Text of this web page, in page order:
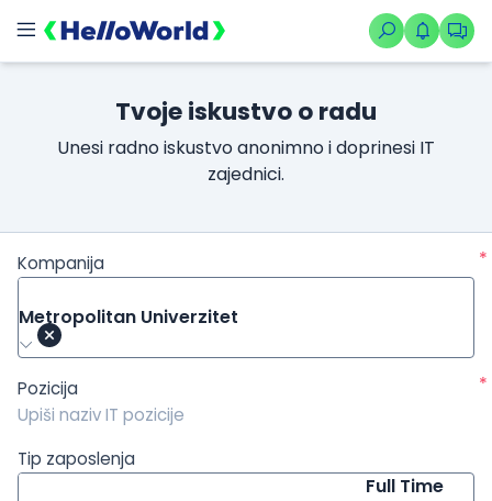
Tvoje iskustvo o radu
Unesi radno iskustvo anonimno i doprinesi IT
zajednici.
Kompanija *
Metropolitan Univerzitet
Pozicija *
Tip zaposlenja
Full Time
/kompanije/iskustvo/